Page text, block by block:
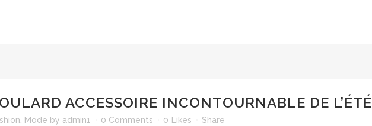
ACCESSOIRE INCONTOURNABLE DE L’ÉTÉ
Mode by admin1 0 Comments 0 Likes Share